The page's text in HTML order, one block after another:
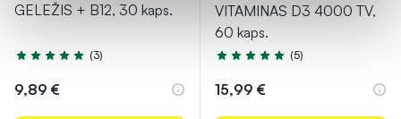
GELEŽIS + B12, 30 kaps.
Įvertinimas 5.0 iš 5
(3)
9,89 €
VITAMINAS D3 4000 TV,
60 kaps.
Įvertinimas 5.0 iš 5
(5)
15,99 €